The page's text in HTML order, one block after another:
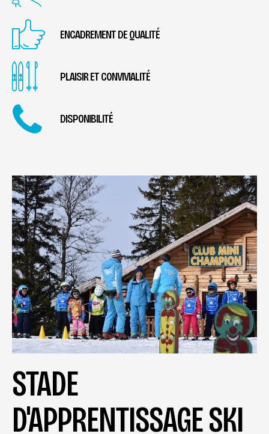
ENCADREMENT DE QUALITÉ
PLAISIR ET CONVIVIALITÉ
DISPONIBILITÉ
STADE
D'APPRENTISSAGE SKI